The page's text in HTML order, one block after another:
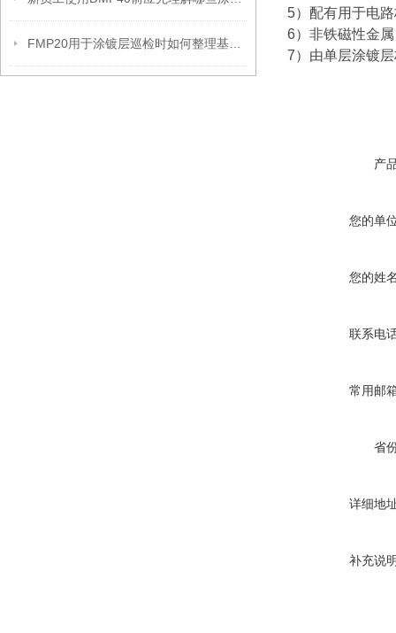
5）配有用于电
6）非铁磁性金
7）由单层涂镀
产
您的单
您的姓
联系电
常用邮
省
详细地
补充说